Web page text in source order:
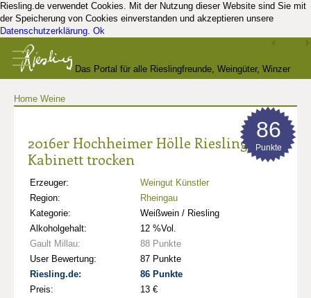
Riesling.de verwendet Cookies. Mit der Nutzung dieser Website sind Sie mit
der Speicherung von Cookies einverstanden und akzeptieren unsere
Datenschutzerklärung. Ok
Das Portal für alle Rieslingfreunde, Weingüter, Winzer
Home Weine
2016er Hochheimer Hölle Riesling
Kabinett trocken
Erzeuger:
Weingut Künstler
Region:
Rheingau
Kategorie:
Weißwein / Riesling
Alkoholgehalt:
12 %Vol.
Gault Millau:
88 Punkte
User Bewertung:
87 Punkte
Riesling.de:
86 Punkte
Preis:
13 €
86
Punkte